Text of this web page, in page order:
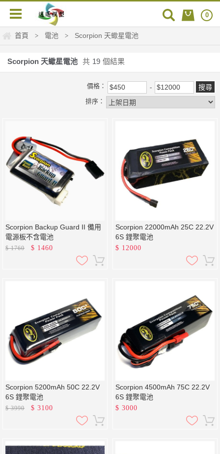
0
首頁 > 電池 > Scorpion 天蠍星電池
Scorpion 天蠍星電池 共 19 個結果
價格：
排序：
Scorpion Backup Guard II 備用
電源板不含電池
$1760 $ 1460
Scorpion 22000mAh 25C 22.2V
6S 鋰聚電池
$ 12000
Scorpion 5200mAh 50C 22.2V
6S 鋰聚電池
$3990 $ 3100
Scorpion 4500mAh 75C 22.2V
6S 鋰聚電池
$ 3000